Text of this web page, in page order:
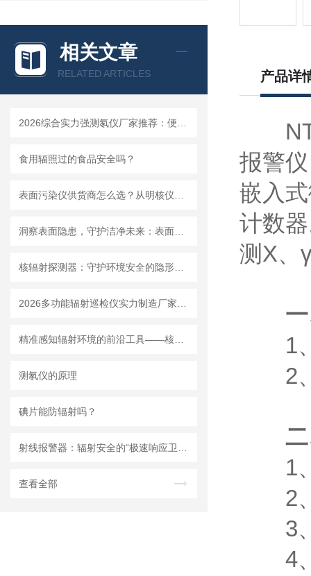
相关文章
RELATED ARTICLES
食用辐照过的食品安全吗？
测氡仪的原理
碘片能防辐射吗？
查看全部
产品详
报警
嵌入
计数
测X、
1、
2、
1、
2、
3、
4、